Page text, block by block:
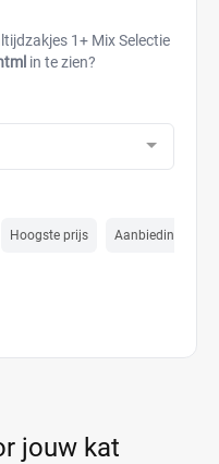
1+ Mix Selectie
in te zien?
Hoogste prijs Aanbiedings prijs
jouw kat